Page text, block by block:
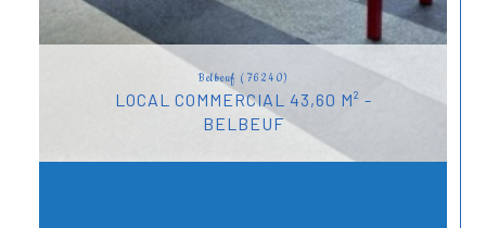
Belbeuf (76240)
LOCAL COMMERCIAL 43,60 M² -
BELBEUF